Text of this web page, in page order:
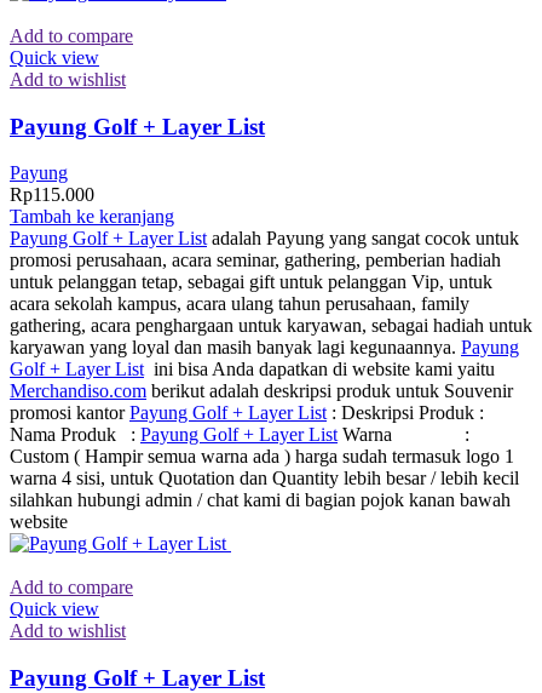
Add to compare
Quick view
Add to wishlist
Payung Golf + Layer List
Payung
Rp115.000
Tambah ke keranjang
Payung Golf + Layer List adalah Payung yang sangat cocok untuk
promosi perusahaan, acara seminar, gathering, pemberian hadiah
untuk pelanggan tetap, sebagai gift untuk pelanggan Vip, untuk
acara sekolah kampus, acara ulang tahun perusahaan, family
gathering, acara penghargaan untuk karyawan, sebagai hadiah untuk
karyawan yang loyal dan masih banyak lagi kegunaannya. Payung
Golf + Layer List ini bisa Anda dapatkan di website kami yaitu
Merchandiso.com berikut adalah deskripsi produk untuk Souvenir
promosi kantorPayung Golf + Layer List : Deskripsi Produk :
Nama Produk : Payung Golf + Layer List Warna :
Custom ( Hampir semua warna ada ) harga sudah termasuk logo 1
warna 4 sisi, untuk Quotation dan Quantity lebih besar / lebih kecil
silahkan hubungi admin / chat kami di bagian pojok kanan bawah
website
Add to compare
Quick view
Add to wishlist
Payung Golf + Layer List